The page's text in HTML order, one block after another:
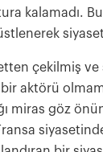
kalamadı. Bu
çekilmiş ve
aktörü
miras göz